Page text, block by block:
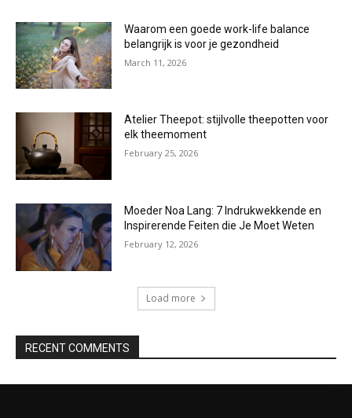
Waarom een goede work-life balance
belangrijk is voor je gezondheid
March 11, 2026
Atelier Theepot: stijlvolle theepotten voor
elk theemoment
February 25, 2026
Moeder Noa Lang: 7 Indrukwekkende en
Inspirerende Feiten die Je Moet Weten
February 12, 2026
Load more
RECENT COMMENTS